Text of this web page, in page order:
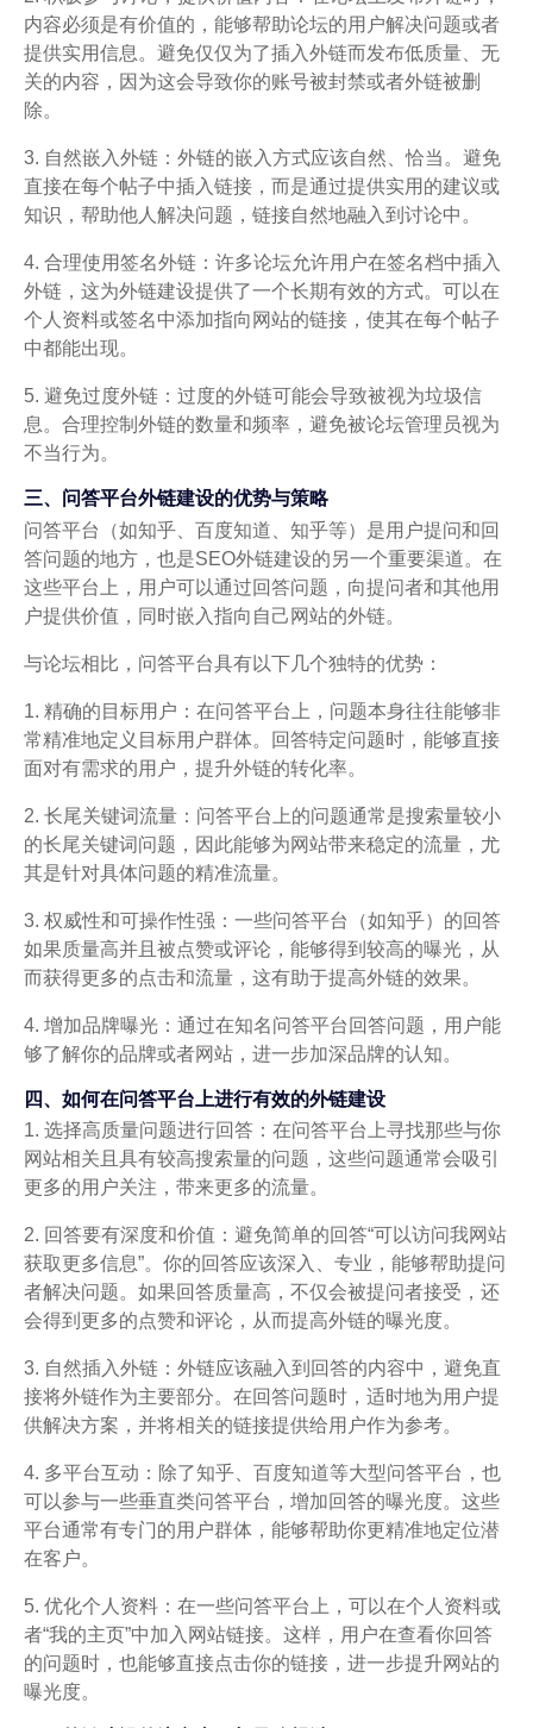
内容必须是有价值的，能够帮助论坛的用户解决问题或者
提供实用信息。避免仅仅为了插入外链而发布低质量、无
关的内容，因为这会导致你的账号被封禁或者外链被删
除。
3. 自然嵌入外链：外链的嵌入方式应该自然、恰当。避免
直接在每个帖子中插入链接，而是通过提供实用的建议或
知识，帮助他人解决问题，链接自然地融入到讨论中。
4. 合理使用签名外链：许多论坛允许用户在签名档中插入
外链，这为外链建设提供了一个长期有效的方式。可以在
个人资料或签名中添加指向网站的链接，使其在每个帖子
中都能出现。
5. 避免过度外链：过度的外链可能会导致被视为垃圾信
息。合理控制外链的数量和频率，避免被论坛管理员视为
不当行为。
三、问答平台外链建设的优势与策略
问答平台（如知乎、百度知道、知乎等）是用户提问和回
答问题的地方，也是SEO外链建设的另一个重要渠道。在
这些平台上，用户可以通过回答问题，向提问者和其他用
户提供价值，同时嵌入指向自己网站的外链。
与论坛相比，问答平台具有以下几个独特的优势：
1. 精确的目标用户：在问答平台上，问题本身往往能够非
常精准地定义目标用户群体。回答特定问题时，能够直接
面对有需求的用户，提升外链的转化率。
2. 长尾关键词流量：问答平台上的问题通常是搜索量较小
的长尾关键词问题，因此能够为网站带来稳定的流量，尤
其是针对具体问题的精准流量。
3. 权威性和可操作性强：一些问答平台（如知乎）的回答
如果质量高并且被点赞或评论，能够得到较高的曝光，从
而获得更多的点击和流量，这有助于提高外链的效果。
4. 增加品牌曝光：通过在知名问答平台回答问题，用户能
够了解你的品牌或者网站，进一步加深品牌的认知。
四、如何在问答平台上进行有效的外链建设
1. 选择高质量问题进行回答：在问答平台上寻找那些与你
网站相关且具有较高搜索量的问题，这些问题通常会吸引
更多的用户关注，带来更多的流量。
2. 回答要有深度和价值：避免简单的回答“可以访问我网站
获取更多信息”。你的回答应该深入、专业，能够帮助提问
者解决问题。如果回答质量高，不仅会被提问者接受，还
会得到更多的点赞和评论，从而提高外链的曝光度。
3. 自然插入外链：外链应该融入到回答的内容中，避免直
接将外链作为主要部分。在回答问题时，适时地为用户提
供解决方案，并将相关的链接提供给用户作为参考。
4. 多平台互动：除了知乎、百度知道等大型问答平台，也
可以参与一些垂直类问答平台，增加回答的曝光度。这些
平台通常有专门的用户群体，能够帮助你更精准地定位潜
在客户。
5. 优化个人资料：在一些问答平台上，可以在个人资料或
者“我的主页”中加入网站链接。这样，用户在查看你回答
的问题时，也能够直接点击你的链接，进一步提升网站的
曝光度。